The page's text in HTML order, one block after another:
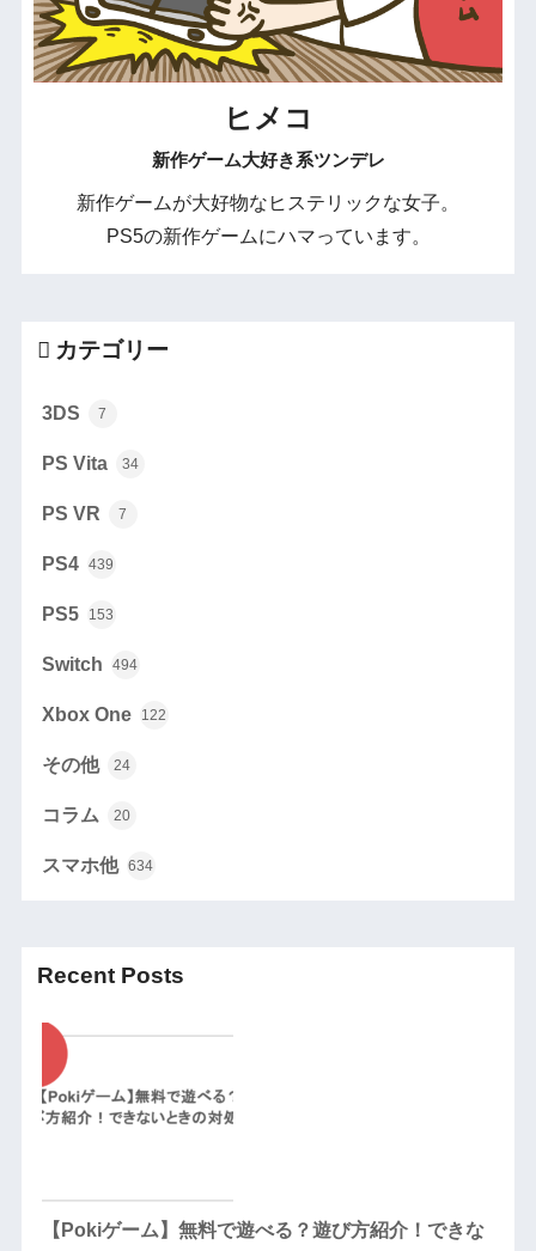
ヒメコ
新作ゲーム大好き系ツンデレ
新作ゲームが大好物なヒステリックな女子。
PS5の新作ゲームにハマっています。
カテゴリー
3DS 7
PS Vita 34
PS VR 7
PS4 439
PS5 153
Switch 494
Xbox One 122
その他 24
コラム 20
スマホ他 634
Recent Posts
【Pokiゲーム】無料で遊べる？遊び方紹介！できな